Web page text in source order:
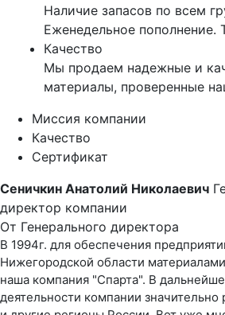
Наличие запасов по всем
Еженедельное пополнение.
Качество
Мы продаем надежные и
материалы, проверенные
Миссия компании
Качество
Сертификат
Сеничкин Анатолий Николаевич
директор компании
От Генерального директора
В 1994г. для обеспечения
Нижегородской области
наша компания "Спарта". В
деятельности компании